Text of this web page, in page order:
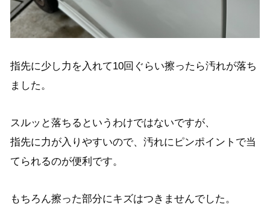
指先に少し力を入れて10回ぐらい擦ったら汚れが落ち
ました。
スルッと落ちるというわけではないですが、
指先に力が入りやすいので、汚れにピンポイントで当
てられるのが便利です。
もちろん擦った部分にキズはつきませんでした。